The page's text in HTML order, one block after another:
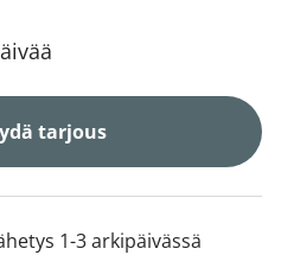
tarjous
1-3 arkipäivässä